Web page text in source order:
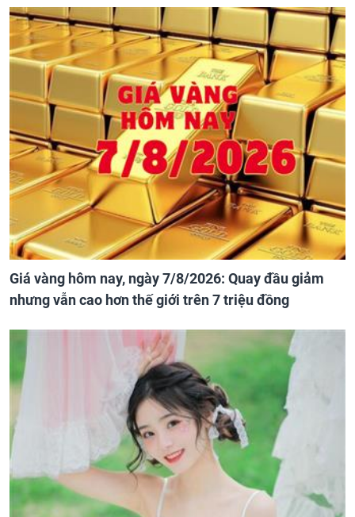
Giá vàng hôm nay, ngày 7/8/2026: Quay đầu giảm
nhưng vẫn cao hơn thế giới trên 7 triệu đồng